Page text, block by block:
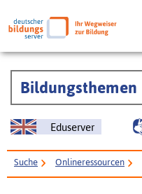
Bildungsthemen
Eduserver
Suche Onlineressourcen